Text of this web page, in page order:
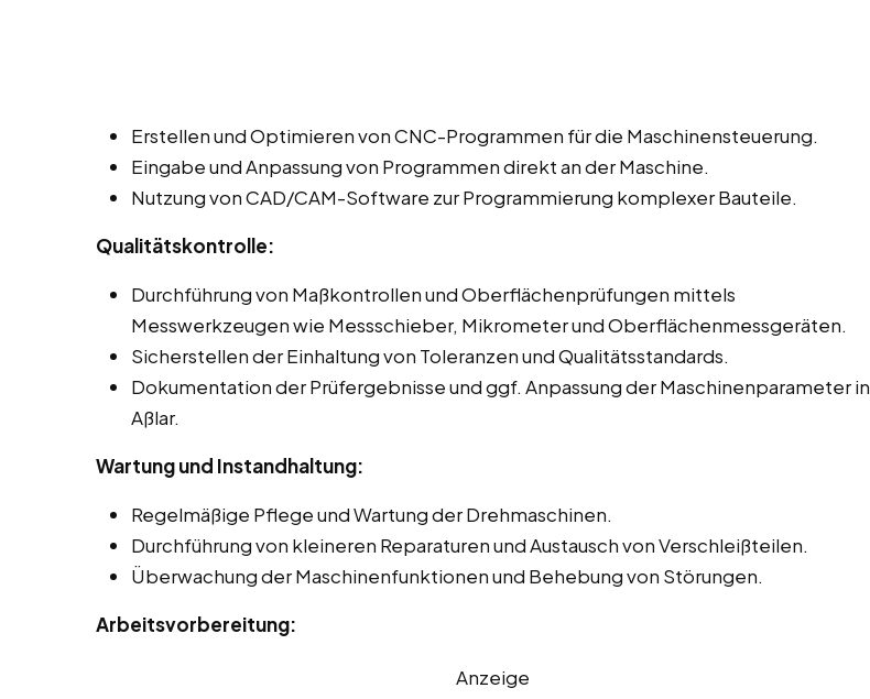
Erstellen und Optimieren von CNC-Programmen für die Maschinensteuerung.
Eingabe und Anpassung von Programmen direkt an der Maschine.
Nutzung von CAD/CAM-Software zur Programmierung komplexer Bauteile.
Qualitätskontrolle:
Durchführung von Maßkontrollen und Oberflächenprüfungen mittels
Messwerkzeugen wie Messschieber, Mikrometer und Oberflächenmessgeräten.
Sicherstellen der Einhaltung von Toleranzen und Qualitätsstandards.
Dokumentation der Prüfergebnisse und ggf. Anpassung der Maschinenparameter in
Aßlar.
Wartung und Instandhaltung:
Regelmäßige Pflege und Wartung der Drehmaschinen.
Durchführung von kleineren Reparaturen und Austausch von Verschleißteilen.
Überwachung der Maschinenfunktionen und Behebung von Störungen.
Arbeitsvorbereitung:
Anzeige